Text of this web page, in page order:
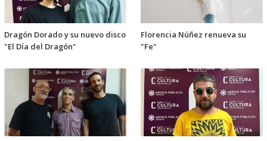
Dragón Dorado y su nuevo disco
"El Día del Dragón"
Florencia Núñez renueva su
"Fe"